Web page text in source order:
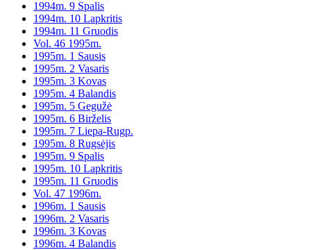
1994m. 9 Spalis
1994m. 10 Lapkritis
1994m. 11 Gruodis
Vol. 46 1995m.
1995m. 1 Sausis
1995m. 2 Vasaris
1995m. 3 Kovas
1995m. 4 Balandis
1995m. 5 Gegužė
1995m. 6 Birželis
1995m. 7 Liepa-Rugp.
1995m. 8 Rugsėjis
1995m. 9 Spalis
1995m. 10 Lapkritis
1995m. 11 Gruodis
Vol. 47 1996m.
1996m. 1 Sausis
1996m. 2 Vasaris
1996m. 3 Kovas
1996m. 4 Balandis